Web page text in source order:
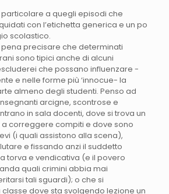
particolare a quegli episodi che
con l’etichetta generica e un po
scolastico.
precisare che determinati
sono tipici anche di alcuni
che possano influenzare -
e nelle forme più ‘innocue- la
almeno degli studenti. Penso ad
arcigne, scontrose e
in sala docenti, dove si trova un
correggere compiti e dove sono
(i quali assistono alla scena),
e fissando anzi il suddetto
torva e vendicativa (e il povero
quali crimini abbia mai
tali sguardi); o che si
dove sta svolgendo lezione un